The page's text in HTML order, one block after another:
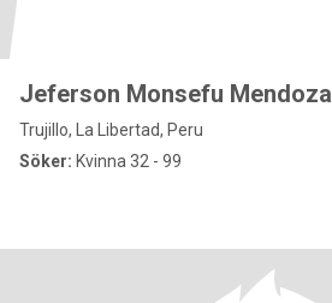
Jeferson Monsefu Mendoza
Trujillo, La Libertad, Peru
Söker: Kvinna 32 - 99